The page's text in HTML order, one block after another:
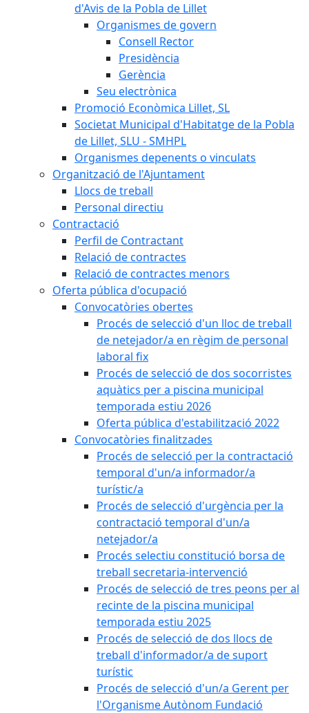
d'Avis de la Pobla de Lillet
Organismes de govern
Consell Rector
Presidència
Gerència
Seu electrònica
Promoció Econòmica Lillet, SL
Societat Municipal d'Habitatge de la Pobla
de Lillet, SLU - SMHPL
Organismes depenents o vinculats
Organització de l'Ajuntament
Llocs de treball
Personal directiu
Contractació
Perfil de Contractant
Relació de contractes
Relació de contractes menors
Oferta pública d'ocupació
Convocatòries obertes
Procés de selecció d'un lloc de treball
de netejador/a en règim de personal
laboral fix
Procés de selecció de dos socorristes
aquàtics per a piscina municipal
temporada estiu 2026
Oferta pública d'estabilització 2022
Convocatòries finalitzades
Procés de selecció per la contractació
temporal d'un/a informador/a
turístic/a
Procés de selecció d'urgència per la
contractació temporal d'un/a
netejador/a
Procés selectiu constitució borsa de
treball secretaria-intervenció
Procés de selecció de tres peons per al
recinte de la piscina municipal
temporada estiu 2025
Procés de selecció de dos llocs de
treball d'informador/a de suport
turístic
Procés de selecció d'un/a Gerent per
l'Organisme Autònom Fundació